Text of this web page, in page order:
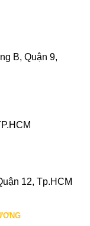
B, Quận 9,
12, Tp.HCM